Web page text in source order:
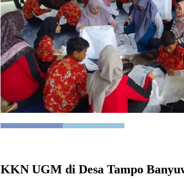
KKN UGM di Desa Tampo